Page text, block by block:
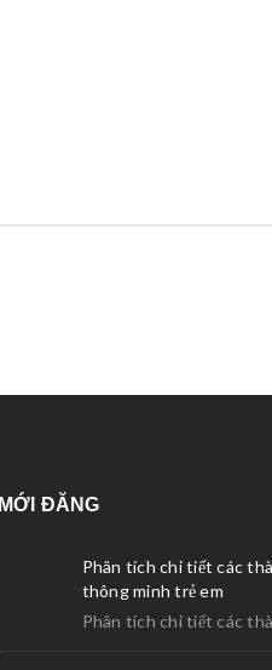
MỚI ĐĂNG
Phân tích chi tiết các
thông minh trẻ em
Phân tích chi tiết các